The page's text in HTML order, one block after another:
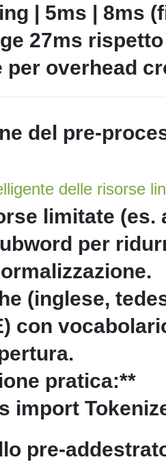
| 5ms | 8ms
27ms
per overhead
del pre-
delle risorse
limitate
per
(inglese,
con
pratica:**
import
pre-